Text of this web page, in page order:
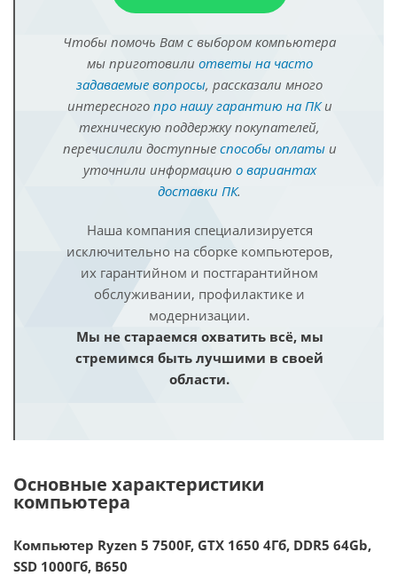
Чтобы помочь Вам с выбором компьютера
мы приготовили ответы на часто
задаваемые вопросы, рассказали много
интересного про нашу гарантию на ПКи
техническую поддержку покупателей,
перечислили доступные способы оплатыи
уточнили информацию о вариантах
доставки ПК.
Наша компания специализируется
исключительно на сборке компьютеров,
их гарантийном и постгарантийном
обслуживании, профилактике и
модернизации.
Мы не стараемся охватить всё, мы
стремимся быть лучшими в своей
области.
Основные характеристики
компьютера
Компьютер Ryzen 5 7500F, GTX 1650 4Гб, DDR5 64Gb,
SSD 1000Гб, B650